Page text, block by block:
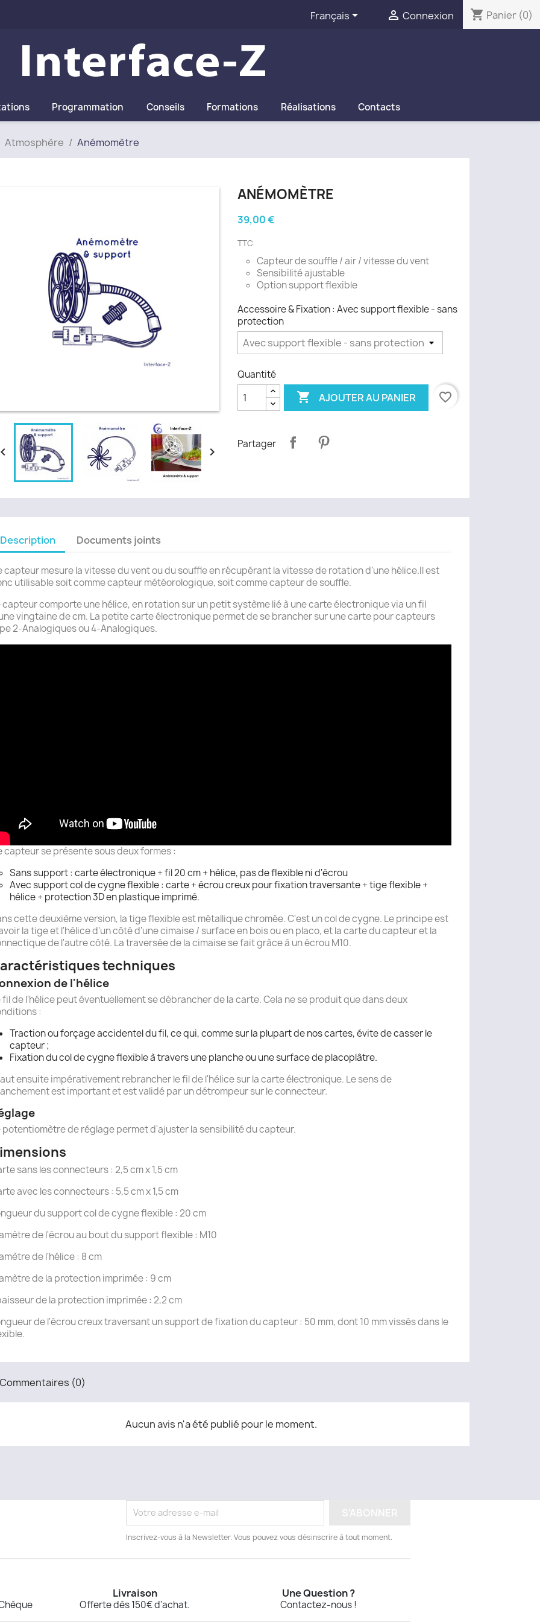
Français  Connexion shopping_cart Panier (0)
Programmation Conseils Formations Réalisations Contacts
Atmosphère Anémomètre
 
ANÉMOMÈTRE
39,00 €
TTC
Capteur de souffle / air / vitesse du vent
Sensibilité ajustable
Option support flexible
Accessoire & Fixation : Avec support flexible - sans
protection
Quantité
 AJOUTER AU PANIER favorite_border
Partager
Description Documents joints
capteur mesure la vitesse du vent ou du souffle en récupérant la vitesse de rotation d'une hélice.Il est
utilisable soit comme capteur météorologique, soit comme capteur de souffle.
capteur comporte une hélice, en rotation sur un petit système lié à une carte électronique via un fil
vingtaine de cm. La petite carte électronique permet de se brancher sur une carte pour capteurs
2-Analogiques ou 4-Analogiques.
capteur se présente sous deux formes :
Sans support : carte électronique + fil 20 cm + hélice, pas de flexible ni d'écrou
Avec support col de cygne flexible : carte + écrou creux pour fixation traversante + tige flexible +
hélice + protection 3D en plastique imprimé.
cette deuxième version, la tige flexible est métallique chromée. C'est un col de cygne. Le principe est
la tige et l'hélice d'un côté d'une cimaise / surface en bois ou en placo, et la carte du capteur et la
de l'autre côté. La traversée de la cimaise se fait grâce à un écrou M10.
techniques
de l'hélice
fil de l'hélice peut éventuellement se débrancher de la carte. Cela ne se produit que dans deux
:
Traction ou forçage accidentel du fil, ce qui, comme sur la plupart de nos cartes, évite de casser le
capteur ;
Fixation du col de cygne flexible à travers une planche ou une surface de placoplâtre.
ensuite impérativement rebrancher le fil de l'hélice sur la carte électronique. Le sens de
est important et est validé par un détrompeur sur le connecteur.
potentiomètre de réglage permet d'ajuster la sensibilité du capteur.
sans les connecteurs : 2,5 cm x 1,5 cm
avec les connecteurs : 5,5 cm x 1,5 cm
du support col de cygne flexible : 20 cm
de l'écrou au bout du support flexible : M10
de l'hélice : 8 cm
de la protection imprimée : 9 cm
de la protection imprimée : 2,2 cm
de l'écrou creux traversant un support de fixation du capteur : 50 mm, dont 10 mm vissés dans le
Commentaires (0)
Aucun avis n'a été publié pour le moment.
Inscrivez-vous à la Newsletter. Vous pouvez vous désinscrire à tout moment.
Livraison
Offerte dès 150€ d'achat.
Une Question ?
Contactez-nous !